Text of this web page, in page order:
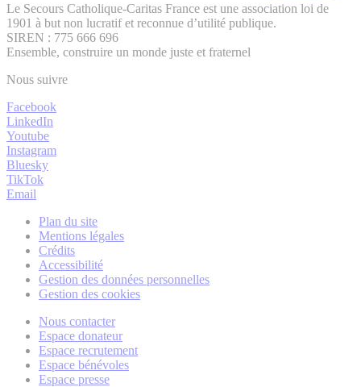
Le Secours Catholique-Caritas France est une association loi de
1901 à but non lucratif et reconnue d’utilité publique.
SIREN : 775 666 696
Ensemble, construire un monde juste et fraternel
Nous suivre
Facebook
LinkedIn
Youtube
Instagram
Bluesky
TikTok
Email
Plan du site
Mentions légales
Crédits
Accessibilité
Gestion des données personnelles
Gestion des cookies
Nous contacter
Espace donateur
Espace recrutement
Espace bénévoles
Espace presse